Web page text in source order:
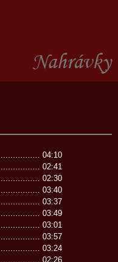
04:10
02:41
02:30
03:40
03:37
03:49
03:01
03:57
03:24
02:26